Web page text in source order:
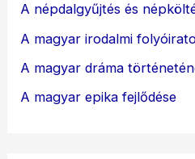
A népdalgyűjtés és
A magyar irodalmi
A magyar dráma
A magyar epika fejlődése